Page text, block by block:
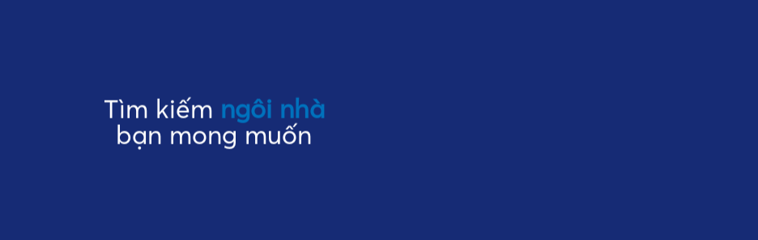
Tìm kiếm ngôi nhà
bạn mong muốn